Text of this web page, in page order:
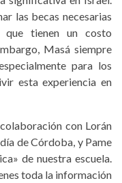
las becas necesarias
que tienen un costo
Masá siempre
para los
esta experiencia en
con Lorán
de Córdoba, y Pame
de nuestra escuela.
toda la información